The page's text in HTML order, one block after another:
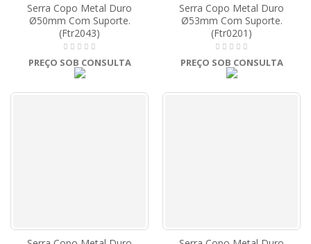
Serra Copo Metal Duro
Ø50mm Com Suporte.
(Ftr2043)
PREÇO SOB CONSULTA
Serra Copo Metal Duro
Ø53mm Com Suporte.
(Ftr0201)
PREÇO SOB CONSULTA